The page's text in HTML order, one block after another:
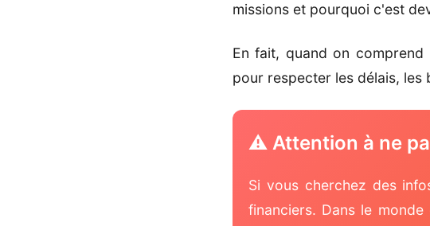
missions et pourquoi c'est
En fait, quand on
pour respecter les délais, les
⚠️ Attention à ne
Si vous cherchez des
financiers. Dans le